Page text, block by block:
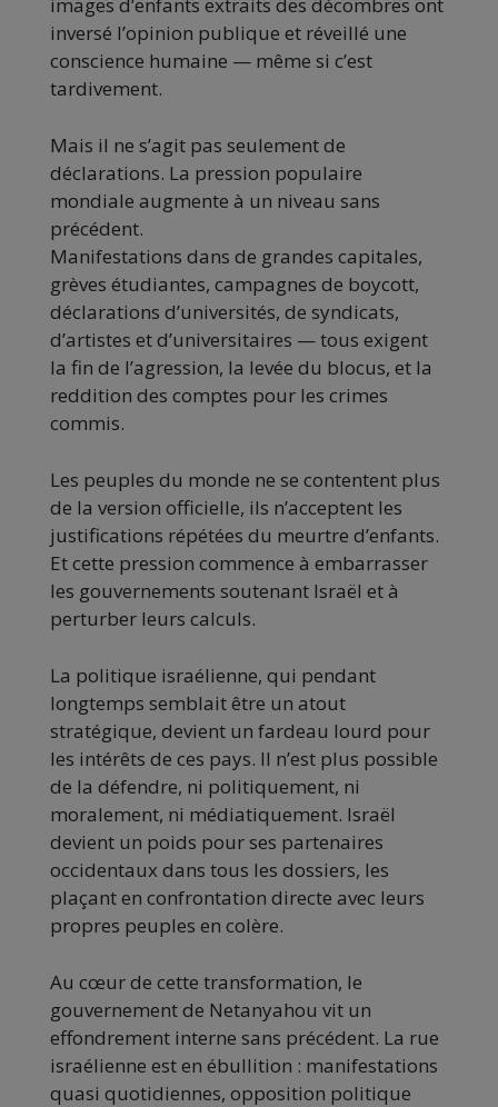
images d’enfants extraits des décombres ont
inversé l’opinion publique et réveillé une
conscience humaine — même si c’est
tardivement.
Mais il ne s’agit pas seulement de
déclarations. La pression populaire
mondiale augmente à un niveau sans
précédent.
Manifestations dans de grandes capitales,
grèves étudiantes, campagnes de boycott,
déclarations d’universités, de syndicats,
d’artistes et d’universitaires — tous exigent
la fin de l’agression, la levée du blocus, et la
reddition des comptes pour les crimes
commis.
Les peuples du monde ne se contentent plus
de la version officielle, ils n’acceptent les
justifications répétées du meurtre d’enfants.
Et cette pression commence à embarrasser
les gouvernements soutenant Israël et à
perturber leurs calculs.
La politique israélienne, qui pendant
longtemps semblait être un atout
stratégique, devient un fardeau lourd pour
les intérêts de ces pays. Il n’est plus possible
de la défendre, ni politiquement, ni
moralement, ni médiatiquement. Israël
devient un poids pour ses partenaires
occidentaux dans tous les dossiers, les
plaçant en confrontation directe avec leurs
propres peuples en colère.
Au cœur de cette transformation, le
gouvernement de Netanyahou vit un
effondrement interne sans précédent. La rue
israélienne est en ébullition : manifestations
quasi quotidiennes, opposition politique